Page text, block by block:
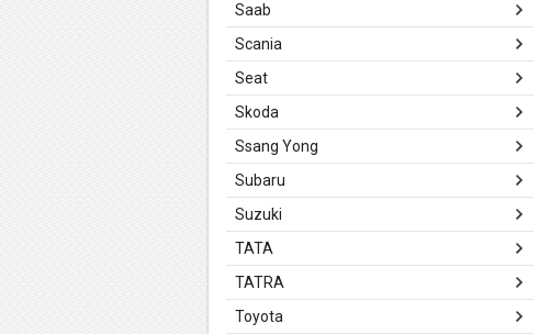
Saab
Scania
Seat
Skoda
Ssang Yong
Subaru
Suzuki
TATA
TATRA
Toyota